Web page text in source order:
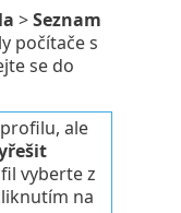
>Seznam
počítače s
se do
ale
vyberte z
na